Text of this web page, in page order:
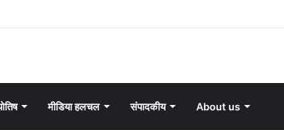
NEET-JEE कोचिंग, 200 विद्यार्थियों के लिए उत्कृष्ट शिक्षा योजना को मंजूरी
मीडिया हलचल संपादकीय About us